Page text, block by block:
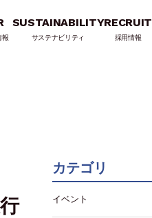
報
SUSTAINABILITY
サステナビリティ
RECRUIT
採用情報
カテゴリ
イベント